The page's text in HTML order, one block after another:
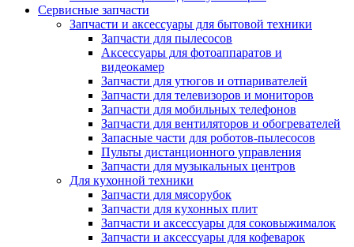
Сервисные запчасти
Запчасти и аксессуары для бытовой техники
Запчасти для пылесосов
Аксессуары для фотоаппаратов и
видеокамер
Запчасти для утюгов и отпаривателей
Запчасти для телевизоров и мониторов
Запчасти для мобильных телефонов
Запчасти для вентиляторов и обогревателей
Запасные части для роботов-пылесосов
Пульты дистанционного управления
Запчасти для музыкальных центров
Для кухонной техники
Запчасти для мясорубок
Запчасти для кухонных плит
Запчасти и аксессуары для соковыжималок
Запчасти и аксессуары для кофеварок